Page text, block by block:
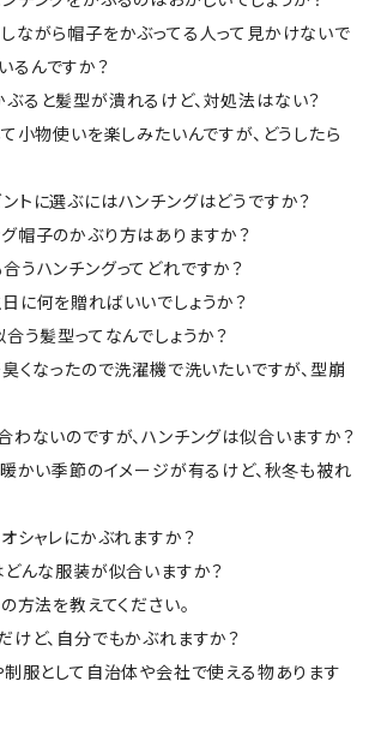
ながら帽子をかぶってる人って見かけないで
るんですか？
ると髪型が潰れるけど、対処法はない？
小物使いを楽しみたいんですが、どうしたら
トに選ぶにはハンチングはどうですか？
帽子のかぶり方はありますか？
うハンチングってどれですか？
に何を贈ればいいでしょうか？
う髪型ってなんでしょうか？
くなったので洗濯機で洗いたいですが、型崩
ないのですが、ハンチングは似合いますか？
かい季節のイメージが有るけど、秋冬も被れ
シャレにかぶれますか？
んな服装が似合いますか？
方法を教えてください。
ど、自分でもかぶれますか？
服として自治体や会社で使える物あります